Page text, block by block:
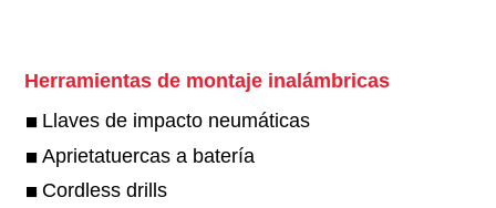
Herramientas de montaje inalámbricas
Llaves de impacto neumáticas
Aprietatuercas a batería
Cordless drills